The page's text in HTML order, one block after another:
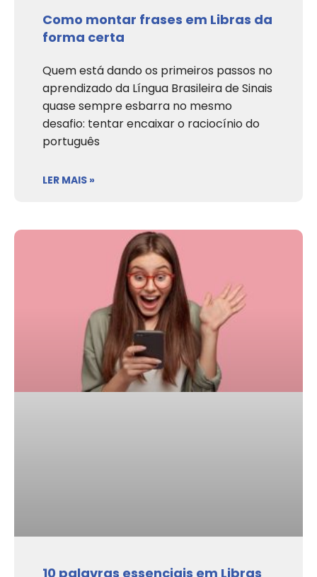
Como montar frases em Libras da
forma certa
Quem está dando os primeiros passos no
aprendizado da Língua Brasileira de Sinais
quase sempre esbarra no mesmo
desafio: tentar encaixar o raciocínio do
português
LER MAIS »
10 palavras essenciais em Libras